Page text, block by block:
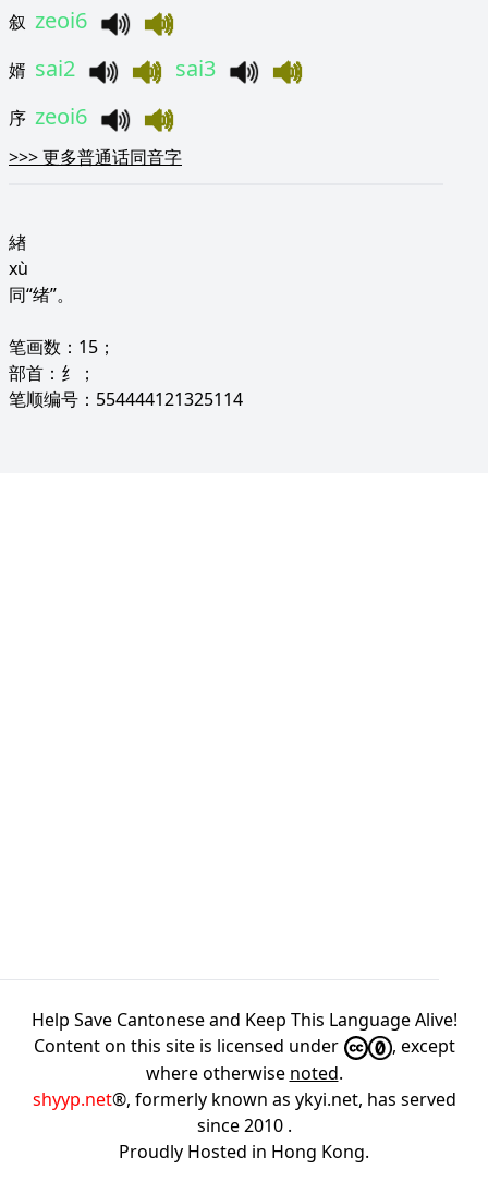
叙 zeoi6
婿 sai2 sai3
序 zeoi6
>>>更多普通话同音字
緖
xù
同“绪”。
笔画数：15；
部首：纟；
笔顺编号：554444121325114
Help Save Cantonese and Keep This Language Alive!
Content on this site is licensed under
, except
where otherwise noted.
shyyp.net®, formerly known as ykyi.net, has served
since 2010 .
Proudly Hosted in Hong Kong.